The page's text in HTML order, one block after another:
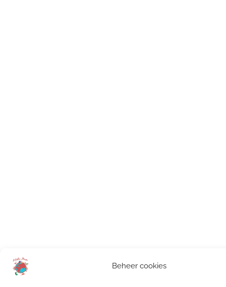
Beheer cookies